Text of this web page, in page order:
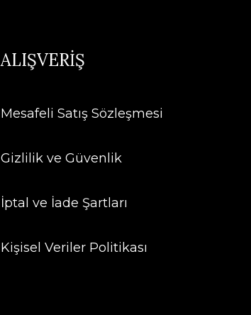
ALIŞVERİŞ
Mesafeli Satış Sözleşmesi
Gizlilik ve Güvenlik
İptal ve İade Şartları
Kişisel Veriler Politikası